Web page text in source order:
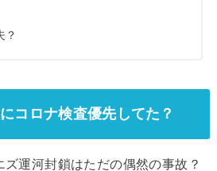
？
コロナ検査優先してた？
ズ運河封鎖はただの偶然の事故？